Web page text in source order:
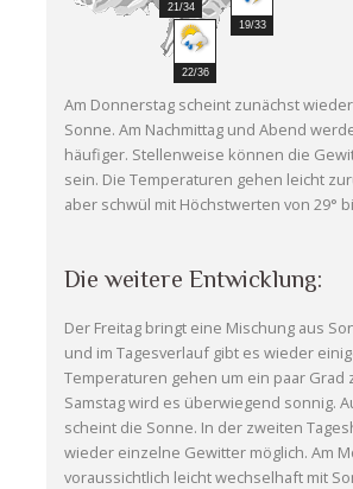
21/34
19/33
22/36
Am Donnerstag scheint zunächst
Sonne. Am Nachmittag und Abend
häufiger. Stellenweise können die
sein. Die Temperaturen gehen leicht
aber schwül mit Höchstwerten von 29°
Die weitere Entwicklung:
Der Freitag bringt eine Mischung aus
und im Tagesverlauf gibt es wieder
Temperaturen gehen um ein paar Grad
Samstag wird es überwiegend sonnig.
scheint die Sonne. In der zweiten
wieder einzelne Gewitter möglich. Am
voraussichtlich leicht wechselhaft mit